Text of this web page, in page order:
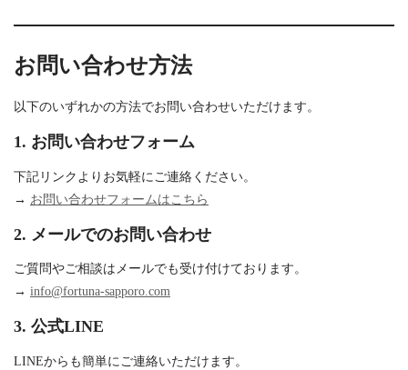
お問い合わせ方法
以下のいずれかの方法でお問い合わせいただけます。
1. お問い合わせフォーム
下記リンクよりお気軽にご連絡ください。
→ お問い合わせフォームはこちら
2. メールでのお問い合わせ
ご質問やご相談はメールでも受け付けております。
→ info@fortuna-sapporo.com
3. 公式LINE
LINEからも簡単にご連絡いただけます。